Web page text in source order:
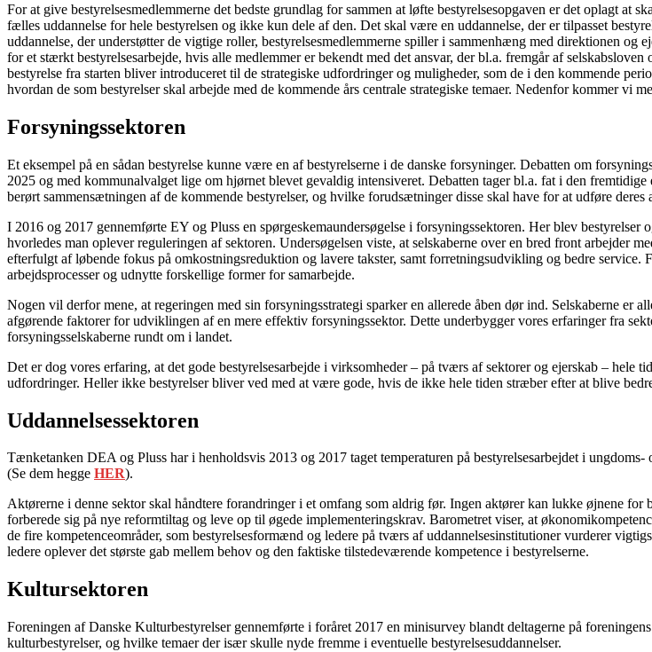
For at give bestyrelsesmedlemmerne det bedste grundlag for sammen at løfte bestyrelsesopgaven er det oplagt at
fælles uddannelse for hele bestyrelsen og ikke kun dele af den. Det skal være en uddannelse, der er tilpasset
uddannelse, der understøtter de vigtige roller, bestyrelsesmedlemmerne spiller i sammenhæng med direktionen
for et stærkt bestyrelsesarbejde, hvis alle medlemmer er bekendt med det ansvar, der bl.a. fremgår af
bestyrelse fra starten bliver introduceret til de strategiske udfordringer og muligheder, som de i den kommende
hvordan de som bestyrelser skal arbejde med de kommende års centrale strategiske temaer. Nedenfor kommer vi
Forsyningssektoren
Et eksempel på en sådan bestyrelse kunne være en af bestyrelserne i de danske forsyninger. Debatten om
2025 og med kommunalvalget lige om hjørnet blevet gevaldig intensiveret. Debatten tager bl.a. fat i den
berørt sammensætningen af de kommende bestyrelser, og hvilke forudsætninger disse skal have for at udføre deres
I 2016 og 2017 gennemførte EY og Pluss en spørgeskemaundersøgelse i forsyningssektoren. Her blev
hvorledes man oplever reguleringen af sektoren. Undersøgelsen viste, at selskaberne over en bred front arbejder
efterfulgt af løbende fokus på omkostningsreduktion og lavere takster, samt forretningsudvikling og bedre
arbejdsprocesser og udnytte forskellige former for samarbejde.
Nogen vil derfor mene, at regeringen med sin forsyningsstrategi sparker en allerede åben dør ind. Selskaberne er
afgørende faktorer for udviklingen af en mere effektiv forsyningssektor. Dette underbygger vores erfaringer fra
forsyningsselskaberne rundt om i landet.
Det er dog vores erfaring, at det gode bestyrelsesarbejde i virksomheder – på tværs af sektorer og ejerskab –
udfordringer. Heller ikke bestyrelser bliver ved med at være gode, hvis de ikke hele tiden stræber efter at blive
Uddannelsessektoren
Tænketanken DEA og Pluss har i henholdsvis 2013 og 2017 taget temperaturen på bestyrelsesarbejdet i
(Se dem hegge HER).
Aktørerne i denne sektor skal håndtere forandringer i et omfang som aldrig før. Ingen aktører kan lukke øjnene
forberede sig på nye reformtiltag og leve op til øgede implementeringskrav. Barometret viser, at
de fire kompetenceområder, som bestyrelsesformænd og ledere på tværs af uddannelsesinstitutioner vurderer
ledere oplever det største gab mellem behov og den faktiske tilstedeværende kompetence i bestyrelserne.
Kultursektoren
Foreningen af Danske Kulturbestyrelser gennemførte i foråret 2017 en minisurvey blandt deltagerne på
kulturbestyrelser, og hvilke temaer der især skulle nyde fremme i eventuelle bestyrelsesuddannelser.